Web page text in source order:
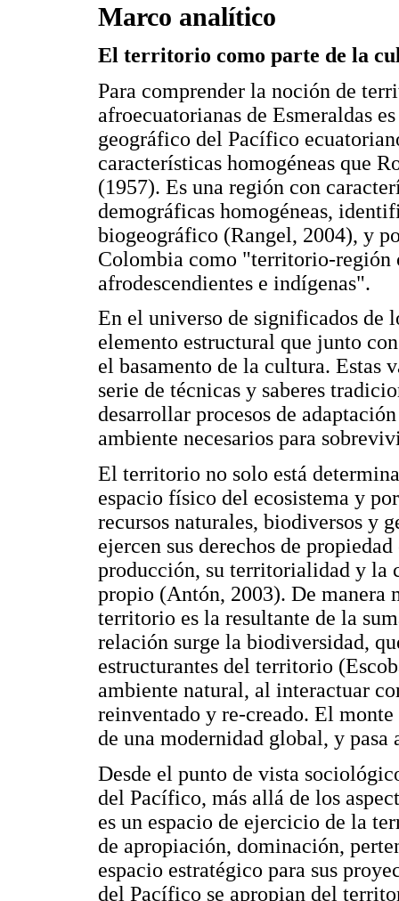
Marco analítico
El territorio como parte de la
Para comprender la noción de
afroecuatorianas de Esmeraldas
geográfico del Pacífico
características homogéneas que
(1957). Es una región con
demográficas homogéneas,
biogeográfico (Rangel, 2004), y
Colombia como "territorio-región
afrodescendientes e indígenas".
En el universo de significados de
elemento estructural que junto
el basamento de la cultura. Estas
serie de técnicas y saberes
desarrollar procesos de
ambiente necesarios para
El territorio no solo está
espacio físico del ecosistema y
recursos naturales, biodiversos y
ejercen sus derechos de
producción, su territorialidad y la
propio (Antón, 2003). De manera
territorio es la resultante de la
relación surge la biodiversidad,
estructurantes del territorio
ambiente natural, al interactuar
reinventado y re-creado. El
de una modernidad global, y
Desde el punto de vista
del Pacífico, más allá de los
es un espacio de ejercicio de la
de apropiación, dominación,
espacio estratégico para sus
del Pacífico se apropian del